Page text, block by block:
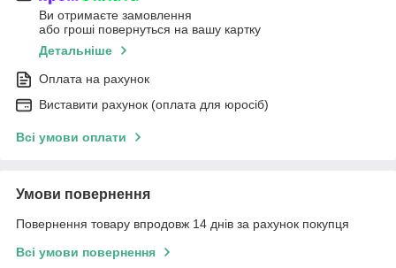
Ви отримаєте замовлення
або гроші повернуться на вашу картку
Детальніше
Оплата на рахунок
Виставити рахунок (оплата для юросіб)
Всі умови оплати
Умови повернення
Повернення товару впродовж 14 днів за рахунок покупця
Всі умови повернення